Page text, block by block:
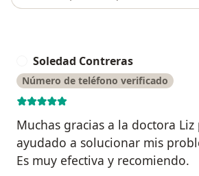
Soledad Contreras
Número de teléfono verificado
Muchas gracias a la doctora
ayudado a solucionar mis
Es muy efectiva y recomiendo.